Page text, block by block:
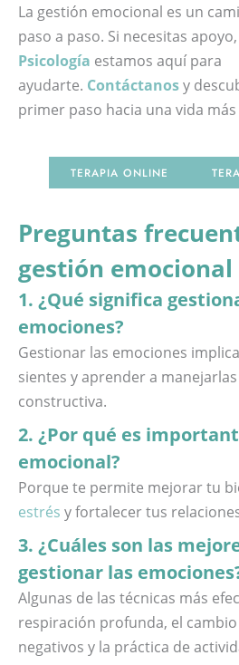
La gestión emocional es un
paso a paso. Si necesitas
Psicología estamos aquí para
ayudarte. Contáctanosy
primer paso hacia una vida
TERAPIA ONLINE
Preguntas
gestión emocional
1. ¿Qué significa
emociones?
Gestionar las emociones
sientes y aprender a
constructiva.
2. ¿Por qué es
emocional?
Porque te permite mejorar tu
estrés y fortalecer tus
3. ¿Cuáles son las
gestionar las
Algunas de las técnicas más
respiración profunda, el
negativos y la práctica de